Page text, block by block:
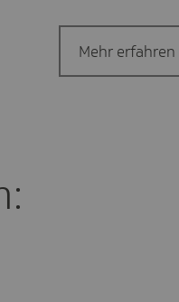
Mehr erfahren